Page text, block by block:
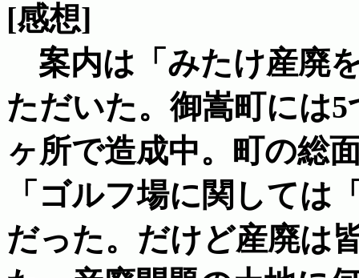
[感想]
案内は「みたけ産廃
ただいた。御嵩町には
ヶ所で造成中。町の総
「ゴルフ場に関しては
だった。だけど産廃は